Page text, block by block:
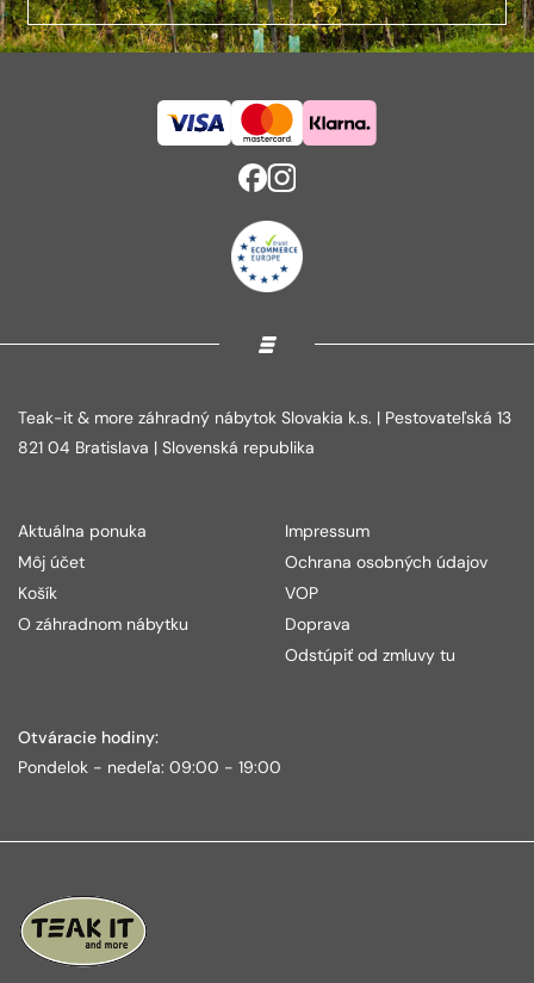
Teak-it & more záhradný nábytok Slovakia k.s. | Pestovateľská 13
821 04 Bratislava | Slovenská republika
Aktuálna ponuka
Môj účet
Košík
O záhradnom nábytku
Impressum
Ochrana osobných údajov
VOP
Doprava
Odstúpiť od zmluvy tu
Otváracie hodiny:
Pondelok - nedeľa: 09:00 - 19:00